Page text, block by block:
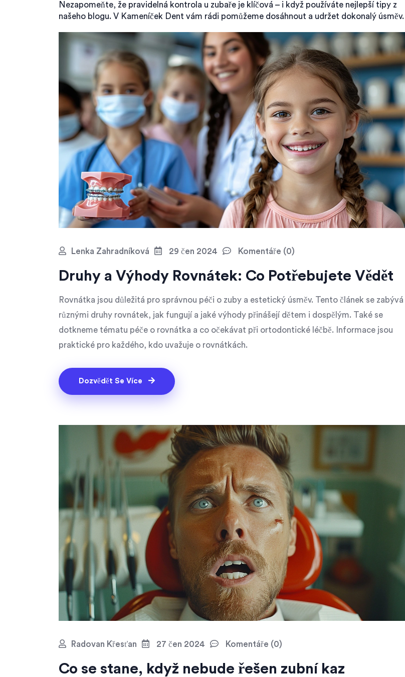
Nezapomeňte, že pravidelná kontrola u zubaře je klíčová – i když používáte nejlepší tipy z
našeho blogu. V Kameníček Dent vám rádi pomůžeme dosáhnout a udržet dokonalý úsměv.
Lenka Zahradníková 29 čen 2024 Komentáře (0)
Druhy a Výhody Rovnátek: Co Potřebujete Vědět
Rovnátka jsou důležitá pro správnou péči o zuby a estetický úsměv. Tento článek se zabývá
různými druhy rovnátek, jak fungují a jaké výhody přinášejí dětem i dospělým. Také se
dotkneme tématu péče o rovnátka a co očekávat při ortodontické léčbě. Informace jsou
praktické pro každého, kdo uvažuje o rovnátkách.
Dozvědět Se Více
Radovan Křesťan 27 čen 2024 Komentáře (0)
Co se stane, když nebude řešen zubní kaz